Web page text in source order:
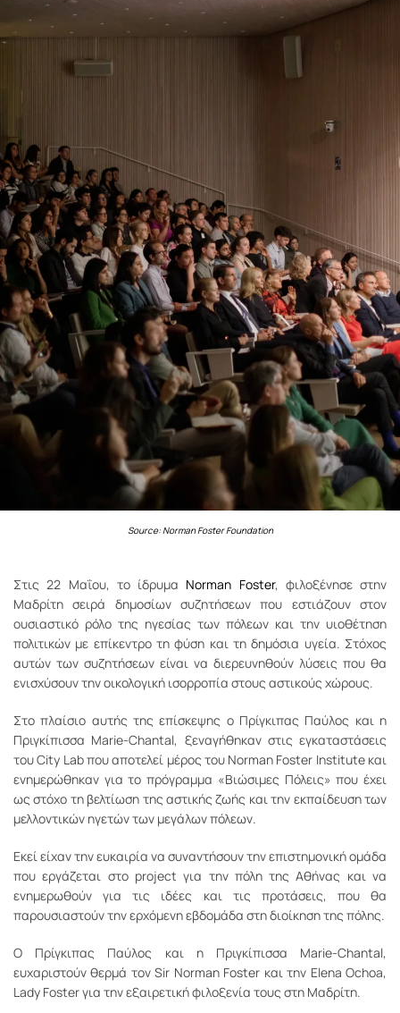
Source: Norman Foster Foundation
Στις 22 Μαΐου, το ίδρυμα Norman Foster, φιλοξένησε στην
Μαδρίτη σειρά δημοσίων συζητήσεων που εστιάζουν στον
ουσιαστικό ρόλο της ηγεσίας των πόλεων και την υιοθέτηση
πολιτικών με επίκεντρο τη φύση και τη δημόσια υγεία. Στόχος
αυτών των συζητήσεων είναι να διερευνηθούν λύσεις που θα
ενισχύσουν την οικολογική ισορροπία στους αστικούς χώρους.
Στο πλαίσιο αυτής της επίσκεψης ο Πρίγκιπας Παύλος και η
Πριγκίπισσα Marie-Chantal, ξεναγήθηκαν στις εγκαταστάσεις
του City Lab που αποτελεί μέρος του Norman Foster Institute και
ενημερώθηκαν για το πρόγραμμα «Βιώσιμες Πόλεις» που έχει
ως στόχο τη βελτίωση της αστικής ζωής και την εκπαίδευση των
μελλοντικών ηγετών των μεγάλων πόλεων.
Εκεί είχαν την ευκαιρία να συναντήσουν την επιστημονική ομάδα
που εργάζεται στο project για την πόλη της Αθήνας και να
ενημερωθούν για τις ιδέες και τις προτάσεις, που θα
παρουσιαστούν την ερχόμενη εβδομάδα στη διοίκηση της πόλης.
O Πρίγκιπας Παύλος και η Πριγκίπισσα Marie-Chantal,
ευχαριστούν θερμά τον Sir Norman Foster και την Elena Ochoa,
Lady Foster για την εξαιρετική φιλοξενία τους στη Μαδρίτη.